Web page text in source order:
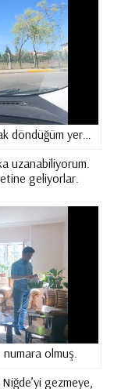
döndüğüm yer…
uzanabiliyorum.
geliyorlar.
numara olmuş.
gezmeye,